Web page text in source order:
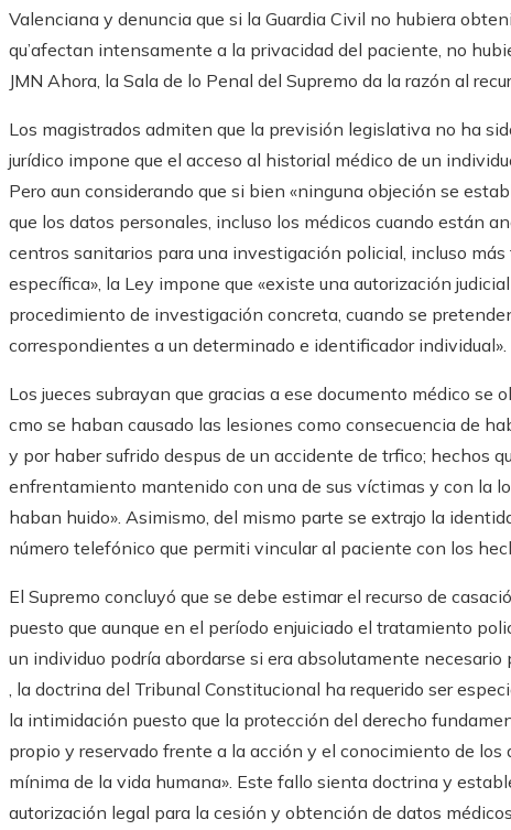
Valenciana y denuncia que si la Guardia Civil no hubiera
qu’afectan intensamente a la privacidad del paciente, no
JMN Ahora, la Sala de lo Penal del Supremo da la razón al
Los magistrados admiten que la previsión legislativa no ha
jurídico impone que el acceso al historial médico de un
Pero aun considerando que si bien «ninguna objeción se
que los datos personales, incluso los médicos cuando están
centros sanitarios para una investigación policial, incluso
específica», la Ley impone que «existe una autorización
procedimiento de investigación concreta, cuando se
correspondientes a un determinado e identificador individual».
Los jueces subrayan que gracias a ese documento médico
cmo se haban causado las lesiones como consecuencia de
y por haber sufrido despus de un accidente de trfico; hechos
enfrentamiento mantenido con una de sus víctimas y con la
haban huido». Asimismo, del mismo parte se extrajo la
número telefónico que permiti vincular al paciente con los
El Supremo concluyó que se debe estimar el recurso de
puesto que aunque en el período enjuiciado el tratamiento
un individuo podría abordarse si era absolutamente
, la doctrina del Tribunal Constitucional ha requerido ser
la intimidación puesto que la protección del derecho
propio y reservado frente a la acción y el conocimiento de
mínima de la vida humana». Este fallo sienta doctrina y
autorización legal para la cesión y obtención de datos